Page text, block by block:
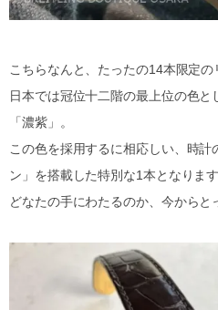
こちらなんと、たったの14本限定の
日本では冠位十二階の最上位の色と
「濃紫」。
この色を採用するに相応しい、時計
ン」を搭載した特別な1本となります
どなたの手にわたるのか、今からと